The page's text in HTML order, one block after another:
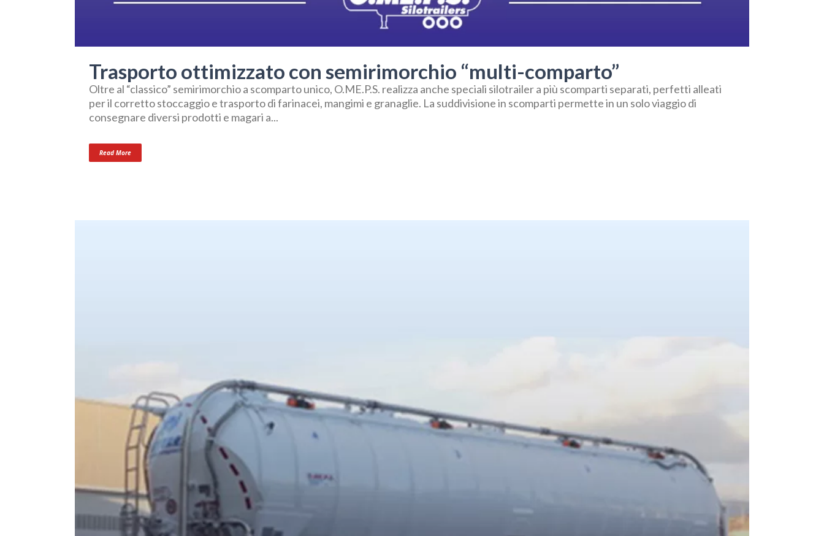
Trasporto ottimizzato con semirimorchio “multi-comparto”
Oltre al “classico” semirimorchio a scomparto unico, O.ME.P.S. realizza anche speciali silotrailer a più scomparti separati, perfetti alleati
per il corretto stoccaggio e trasporto di farinacei, mangimi e granaglie. La suddivisione in scomparti permette in un solo viaggio di
consegnare diversi prodotti e magari a...
Read More